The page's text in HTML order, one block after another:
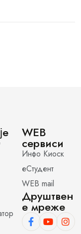
WEB
сервиси
Инфо Киоск
еСтудент
WEB mail
Друштвен
е мреже